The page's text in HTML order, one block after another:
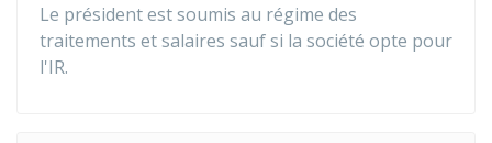
Le président est soumis au régime des
traitements et salaires sauf si la société opte pour
l'IR.